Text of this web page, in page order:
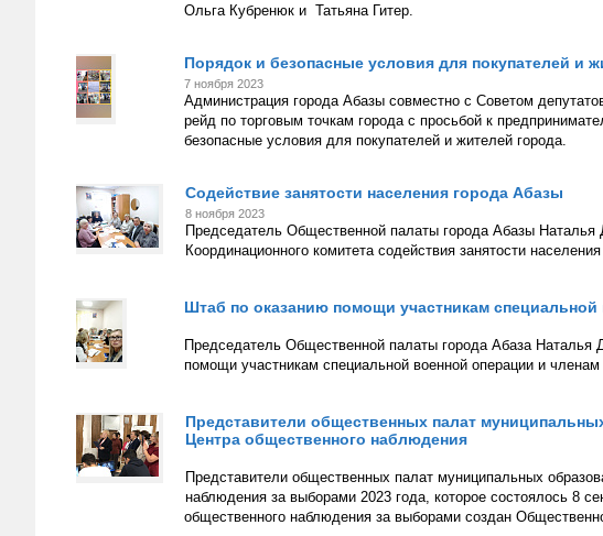
Ольга Кубренюк и Татьяна Гитер.
Порядок и безопасные условия для покупателей и
7 ноября 2023
Администрация города Абазы совместно с Советом
рейд по торговым точкам города с просьбой к
безопасные условия для покупателей и жителей города.
Содействие занятости населения города Абазы
8 ноября 2023
Председатель Общественной палаты города Абазы Наталья
Координационного комитета содействия занятости
Штаб по оказанию помощи участникам
Председатель Общественной палаты города Абаза Наталья
помощи участникам специальной военной операции и
Представители общественных палат
Центра общественного наблюдения
Представители общественных палат муниципальных
наблюдения за выборами 2023 года, которое состоялось 8
общественного наблюдения за выборами создан